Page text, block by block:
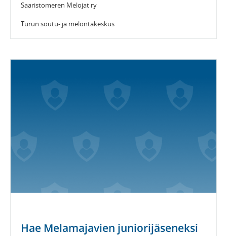
Saaristomeren Melojat ry
Turun soutu- ja melontakeskus
Hae Melamajavien juniorijäseneksi